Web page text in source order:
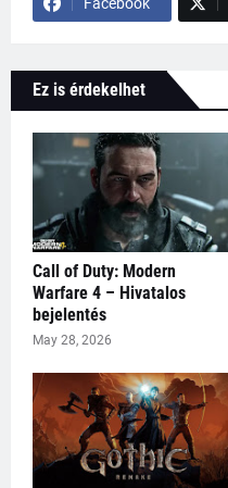
Facebook
Ez is érdekelhet
Call of Duty: Modern
Warfare 4 – Hivatalos
bejelentés
May 28, 2026